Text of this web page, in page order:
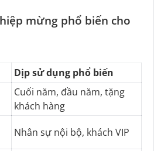
mừng phổ biến cho
Dịp sử dụng phổ biến
Cuối năm, đầu năm, tặng
khách hàng
Nhân sự nội bộ, khách VIP